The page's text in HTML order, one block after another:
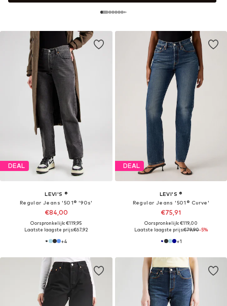
DEAL
LEVI'S ®
Regular Jeans '501® '90s'
€84,00
Oorspronkelijk: €119,95
Laatste laagste prijs:€67,92
+4
DEAL
LEVI'S ®
Regular Jeans '501® Curve'
€75,91
Oorspronkelijk: €119,00
Laatste laagste prijs:€79,90-5%
+1